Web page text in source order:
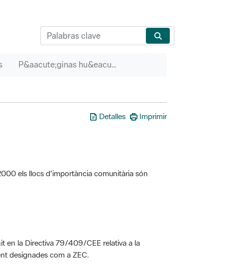
P&aacute;ginas hu&eacute;rfanas
Detalles Imprimir
els llocs d'importància comunitària són
en la Directiva 79/409/CEE relativa a la
designades com a ZEC.